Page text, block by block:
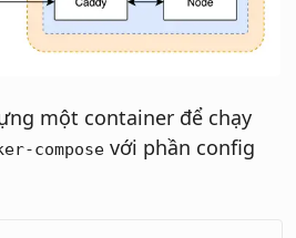
một container để chạy
compose với phần config